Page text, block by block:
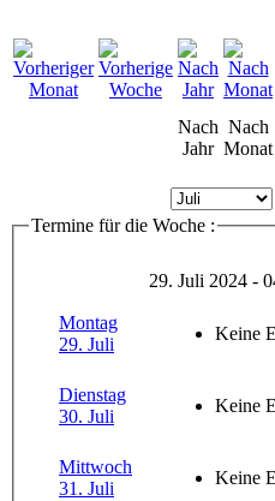
Nach
Jahr
Nach
Monat
Termine für die Woche :
29. Juli 2024 -
Montag
29. Juli
Keine
Dienstag
30. Juli
Keine
Mittwoch
31. Juli
Keine